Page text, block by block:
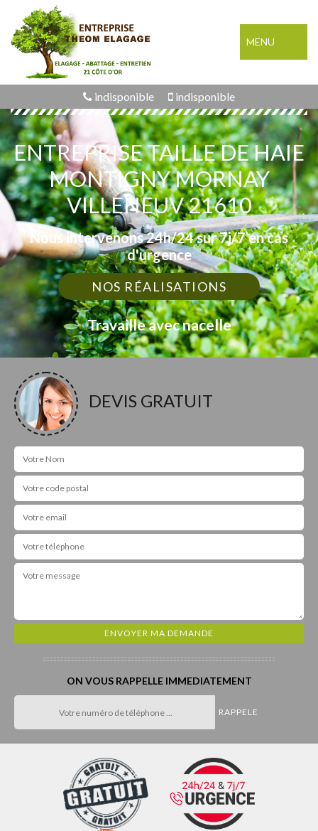
MENU
indisponible indisponible
ENTREPRISE TAILLE DE HAIE
MONTIGNY MORNAY
VILLENEUV 21610
Nous intervenons 24h/24 sur 7j/7 en cas
d'urgence
NOS RÉALISATIONS
Travaille avec nacelle
DEVIS GRATUIT
ON VOUS RAPPELLE IMMEDIATEMENT